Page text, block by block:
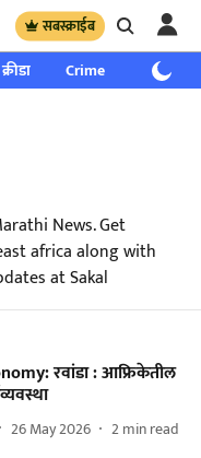
सबस्क्राईब
क्रीडा Crime साप्ताहिक
News. Get
africa along with
at Sakal
रवांडा : आफ्रिकेतील
26 May 2026 2min read